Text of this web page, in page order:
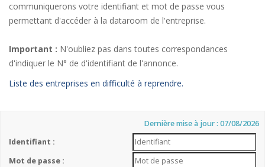
communiquerons votre identifiant et mot de passe vous
permettant d'accéder à la dataroom de l'entreprise.
Important : N'oubliez pas dans toutes correspondances
d'indiquer le N° de d'identifiant de l'annonce.
Liste des entreprises en difficulté à reprendre.
Dernière mise à jour : 07/08/2026
Identifiant :
Mot de passe :